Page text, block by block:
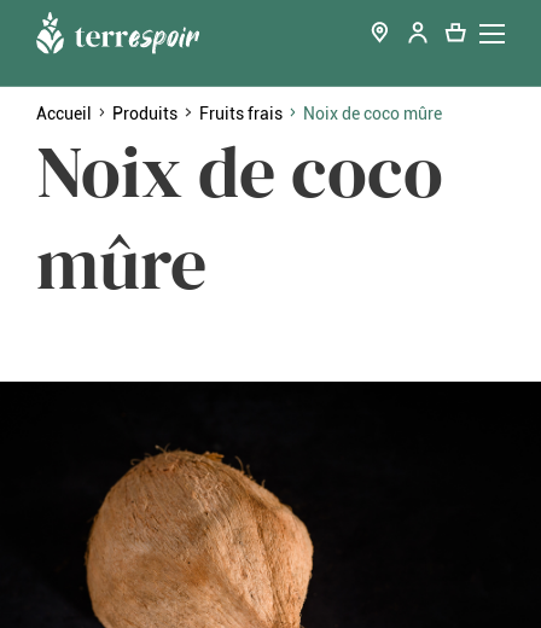
Accueil Produits Fruits frais Noix de coco mûre
Noix de coco
mûre